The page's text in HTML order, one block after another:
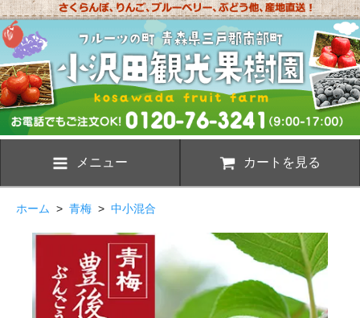
メニュー カートを見る
ホーム > 青梅 > 中小混合